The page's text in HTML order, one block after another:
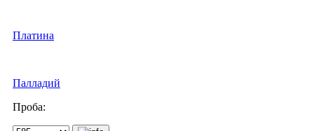
Платина
Палладий
Проба: